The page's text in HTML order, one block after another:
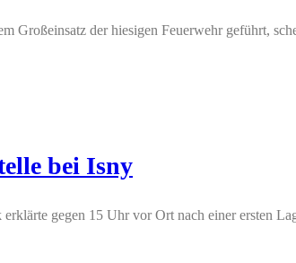
der hiesigen Feuerwehr geführt,
bei Isny
gegen 15 Uhr vor Ort nach einer ersten